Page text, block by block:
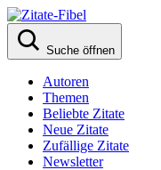
Suche öffnen
Autoren
Themen
Beliebte Zitate
Neue Zitate
Zufällige Zitate
Newsletter